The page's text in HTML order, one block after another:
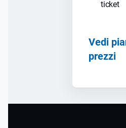
ticket
Vedi
prezzi